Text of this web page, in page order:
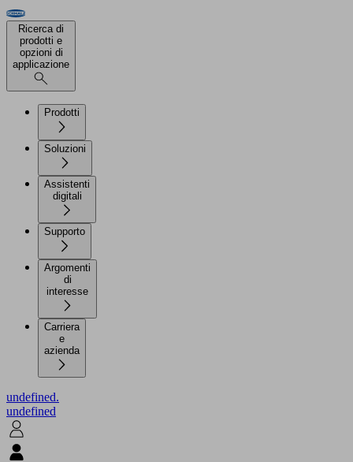
Ricerca di
prodotti e
opzioni di
applicazione
Prodotti
Soluzioni
Assistenti
Supporto
Argomenti
di
Carriera
e
azienda
undefined.
undefined